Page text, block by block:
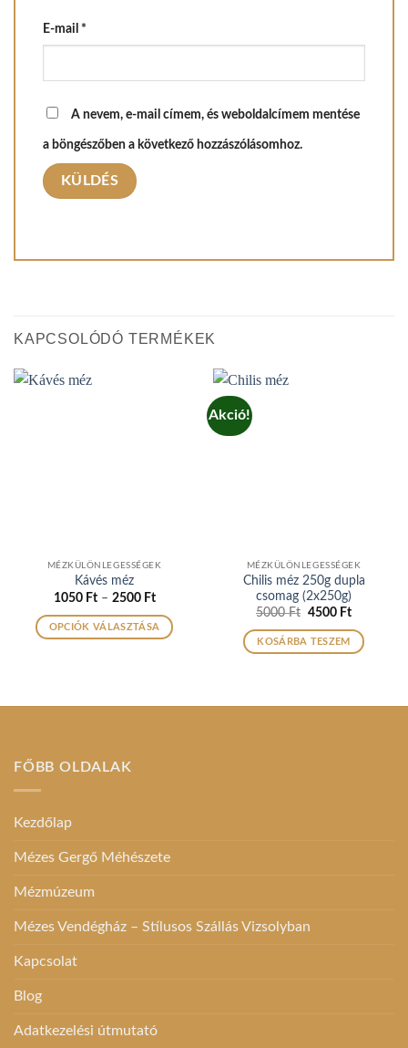
E-mail *
A nevem, e-mail címem, és weboldalcímem mentése
a böngészőben a következő hozzászólásomhoz.
KAPCSOLÓDÓ TERMÉKEK
MÉZKÜLÖNLEGESSÉGEK
Kávés méz
1050 Ft – 2500 FtÁrtartomány:
-
2500 Ft
OPCIÓK VÁLASZTÁSA
több
A
ki
Akció!
MÉZKÜLÖNLEGESSÉGEK
Chilis méz 250g dupla
csomag (2x250g)
5000Ft Original
was:
5000 Ft.
4500 FtCurrent
is:
4500 Ft.
KOSÁRBA TESZEM
FŐBB OLDALAK
Kezdőlap
Mézes Gergő Méhészete
Mézmúzeum
Mézes Vendégház – Stílusos Szállás Vizsolyban
Kapcsolat
Blog
Adatkezelési útmutató